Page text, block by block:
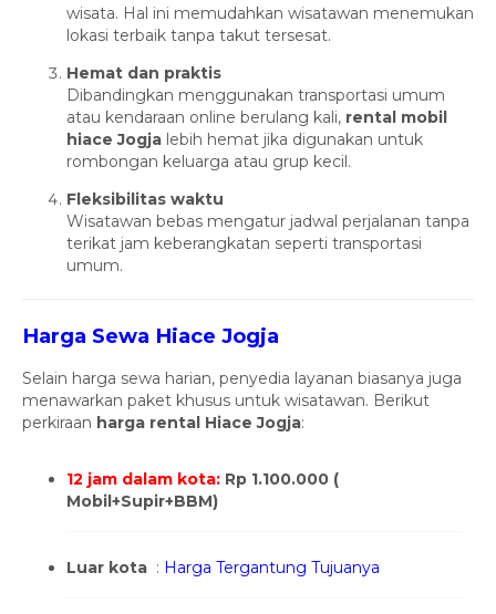
wisata. Hal ini memudahkan wisatawan menemukan
lokasi terbaik tanpa takut tersesat.
Hemat dan praktis
Dibandingkan menggunakan transportasi umum
atau kendaraan online berulang kali, rental mobil
hiace Jogja lebih hemat jika digunakan untuk
rombongan keluarga atau grup kecil.
Fleksibilitas waktu
Wisatawan bebas mengatur jadwal perjalanan tanpa
terikat jam keberangkatan seperti transportasi
umum.
Harga Sewa Hiace Jogja
Selain harga sewa harian, penyedia layanan biasanya juga
menawarkan paket khusus untuk wisatawan. Berikut
perkiraan harga rental Hiace Jogja:
12 jam dalam kota: Rp 1.100.000 (
Mobil+Supir+BBM)
Luar kota : Harga Tergantung Tujuanya